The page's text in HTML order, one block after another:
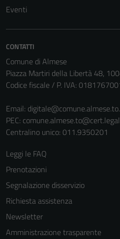
Eventi
CONTATTI
Comune di Almese
Piazza Martiri della Libertà 48,
Codice fiscale / P. IVA:
Email:
PEC:
Centralino unico: 011.9350201
Leggi le FAQ
Prenotazioni
Segnalazione disservizio
Richiesta assistenza
Newsletter
Amministrazione trasparente